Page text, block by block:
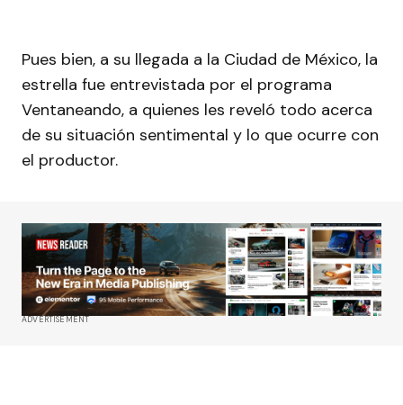
Pues bien, a su llegada a la Ciudad de México, la
estrella fue entrevistada por el programa
Ventaneando, a quienes les reveló todo acerca
de su situación sentimental y lo que ocurre con
el productor.
ADVERTISEMENT